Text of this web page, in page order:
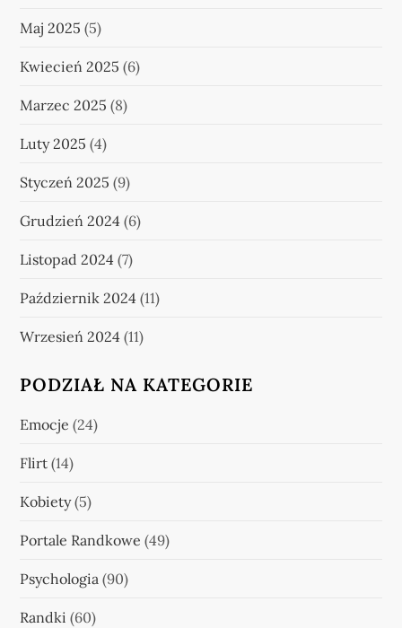
Maj 2025 (5)
Kwiecień 2025 (6)
Marzec 2025 (8)
Luty 2025 (4)
Styczeń 2025 (9)
Grudzień 2024 (6)
Listopad 2024 (7)
Październik 2024 (11)
Wrzesień 2024 (11)
PODZIAŁ NA KATEGORIE
Emocje (24)
Flirt (14)
Kobiety(5)
Portale Randkowe (49)
Psychologia (90)
Randki (60)